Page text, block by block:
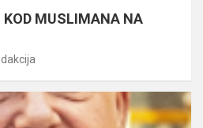
KOD MUSLIMANA NA